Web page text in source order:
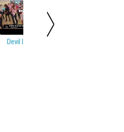
Devil In Disguise